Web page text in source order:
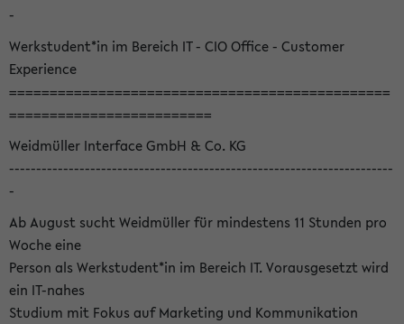
-
Werkstudent*in im Bereich IT - CIO Office - Customer
Experience
===============================================
=========================
Weidmüller Interface GmbH & Co. KG
-----------------------------------------------------------------------
-
Ab August sucht Weidmüller für mindestens 11 Stunden pro
Woche eine
Person als Werkstudent*in im Bereich IT. Vorausgesetzt wird
ein IT-nahes
Studium mit Fokus auf Marketing und Kommunikation